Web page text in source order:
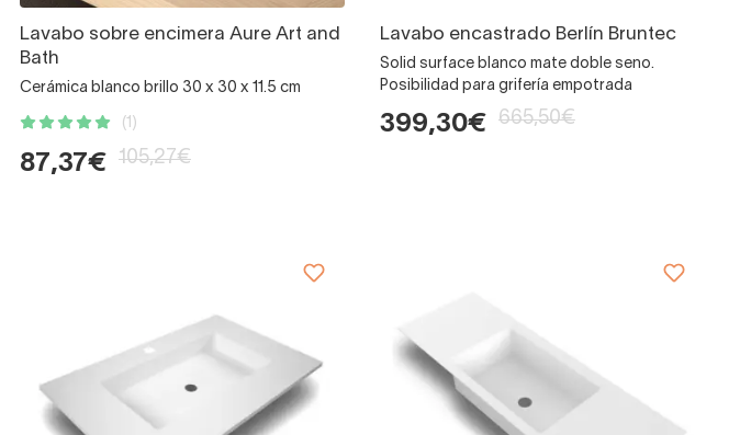
Lavabo sobre encimera Aure Art and
Bath
Cerámica blanco brillo 30 x 30 x 11.5 cm
(1)
87,37€ 105,27€
Lavabo encastrado Berlín Bruntec
Solid surface blanco mate doble seno.
Posibilidad para grifería empotrada
399,30€ 665,50€